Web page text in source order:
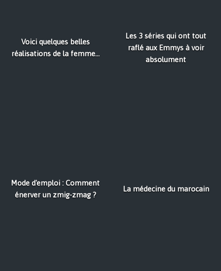
Voici quelques belles
réalisations de la femme...
Les 3 séries qui ont tout
raflé aux Emmys à voir
absolument
Mode d'emploi : Comment
énerver un zmig-zmag ?
La médecine du marocain